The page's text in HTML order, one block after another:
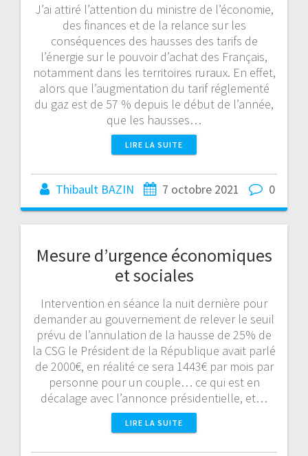
J’ai attiré l’attention du ministre de l’économie,
des finances et de la relance sur les
conséquences des hausses des tarifs de
l’énergie sur le pouvoir d’achat des Français,
notamment dans les territoires ruraux. En effet,
alors que l’augmentation du tarif réglementé
du gaz est de 57 % depuis le début de l’année,
que les hausses…
LIRE LA SUITE
Thibault BAZIN 7 octobre 2021 0
Mesure d’urgence économiques
et sociales
Intervention en séance la nuit dernière pour
demander au gouvernement de relever le seuil
prévu de l’annulation de la hausse de 25% de
la CSG le Président de la République avait parlé
de 2000€, en réalité ce sera 1443€ par mois par
personne pour un couple… ce qui est en
décalage avec l’annonce présidentielle, et…
LIRE LA SUITE